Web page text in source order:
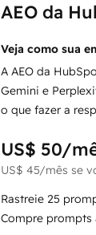
AEO da
Veja como sua
A AEO da
Gemini e
o que fazer a
US$ 50/
US$ 45/mês se
Rastreie 25
Compre prompts